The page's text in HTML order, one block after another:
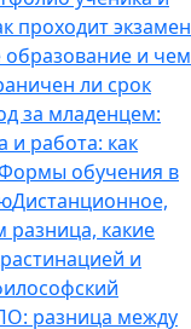
проходит экзамен
образование и чем
ли срок
за младенцем:
и работа: как
обучения в
Дистанционное,
какие
и
разница между